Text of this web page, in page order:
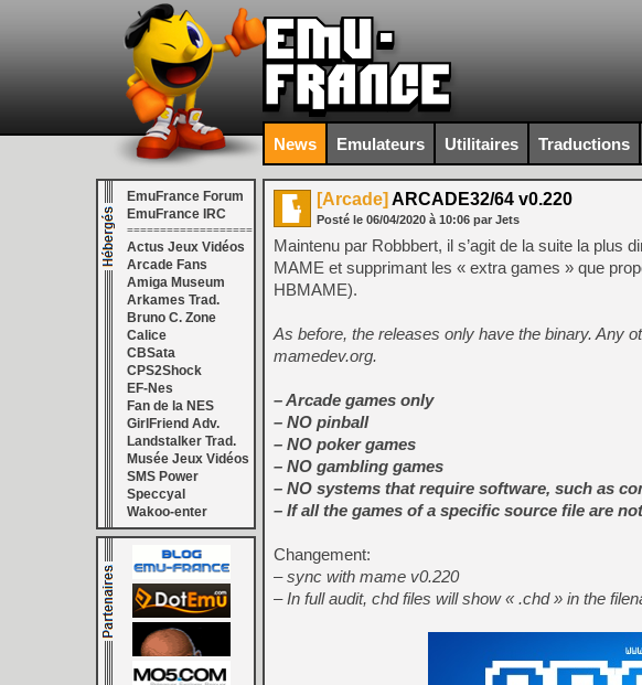
News Emulateurs Utilitaires Traductions
EmuFrance Forum
EmuFrance IRC
===================
Actus Jeux Vidéos
Arcade Fans
Amiga Museum
Arkames Trad.
Bruno C. Zone
Calice
CBSata
CPS2Shock
EF-Nes
Fan de la NES
GirlFriend Adv.
Landstalker Trad.
Musée Jeux Vidéos
SMS Power
Speccyal
Wakoo-enter
[Arcade] ARCADE32/64 v0.220
Posté le 06/04/2020 à 10:06 par Jets
Maintenu par Robbbert, il s’agit de la suite la plus
MAME et supprimant les « extra games » que
HBMAME).
As before, the releases only have the binary. Any
mamedev.org.
– Arcade games only
– NO pinball
– NO poker games
– NO gambling games
– NO systems that require software, such as
– If all the games of a specific source file are
Changement:
– sync with mame v0.220
– In full audit, chd files will show « .chd » in the